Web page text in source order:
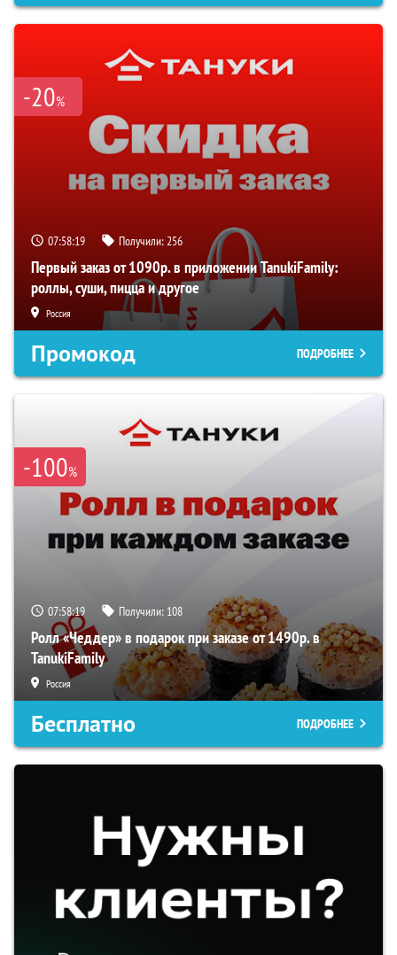
-20%
07:58:18 Получили:256
Первый заказ от 1090р. в приложении TanukiFamily:
роллы, суши, пицца и другое
Россия
Промокод ПОДРОБНЕЕ
-100%
07:58:18 Получили: 108
Ролл «Чеддер» в подарок при заказе от 1490р. в
TanukiFamily
Россия
Бесплатно ПОДРОБНЕЕ